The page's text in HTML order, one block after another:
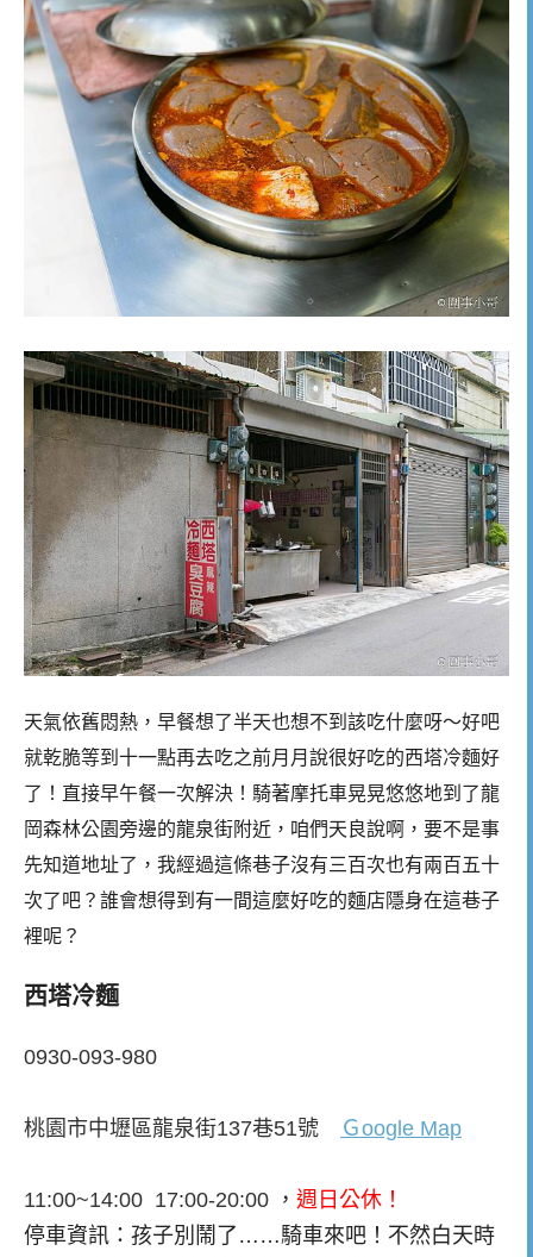
天氣依舊悶熱，早餐想了半天也想不到該吃什麼呀～好吧
就乾脆等到十一點再去吃之前月月說很好吃的西塔冷麵好
了！直接早午餐一次解決！騎著摩托車晃晃悠悠地到了龍
岡森林公園旁邊的龍泉街附近，咱們天良說啊，要不是事
先知道地址了，我經過這條巷子沒有三百次也有兩百五十
次了吧？誰會想得到有一間這麼好吃的麵店隱身在這巷子
裡呢？
西塔冷麵
0930-093-980
桃園市中壢區龍泉街137巷51號 Ｇoogle Map
11:00~14:00 17:00-20:00 ， 週日公休！
停車資訊：孩子別鬧了……騎車來吧！不然白天時